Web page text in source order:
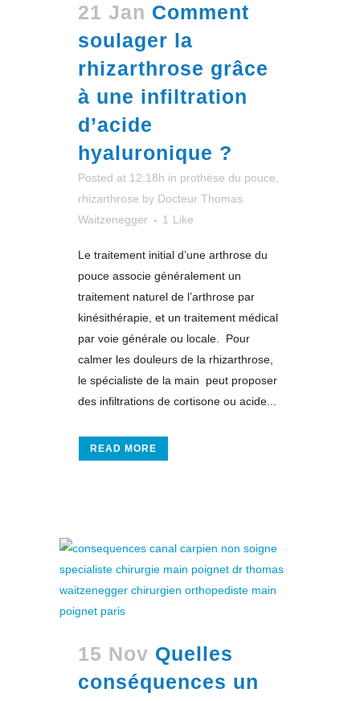
21 Jan Comment
soulager la
rhizarthrose grâce
à une infiltration
d’acide
hyaluronique ?
Posted at 12:18h in prothèse du pouce
rhizarthrose by Docteur Thomas
Waitzenegger
1 Like
Le traitement initial d’une arthrose du
pouce associe généralement un
traitement naturel de l’arthrose par
kinésithérapie, et un traitement médical
par voie générale ou locale. Pour
calmer les douleurs de la rhizarthrose,
le spécialiste de la main peut proposer
des infiltrations de cortisone ou acide...
READ MORE
15 Nov Quelles
conséquences un